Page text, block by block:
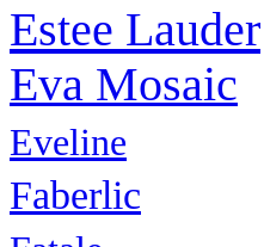
Estee Lauder
Eva Mosaic
Eveline
Faberlic